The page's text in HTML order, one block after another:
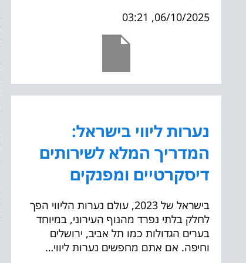
06/10/2025, 03:21
נערות ליווי בישראל:
המדריך המלא לשירותים
דיסקרטיים ומפנקים
בישראל של 2023, עולם נערות הליווי הפך
לחלק בלתי נפרד מהנוף העירוני, במיוחד
בערים הגדולות כמו תל אביב, ירושלים
וחיפה. אם אתם מחפשים נערות ליווי…